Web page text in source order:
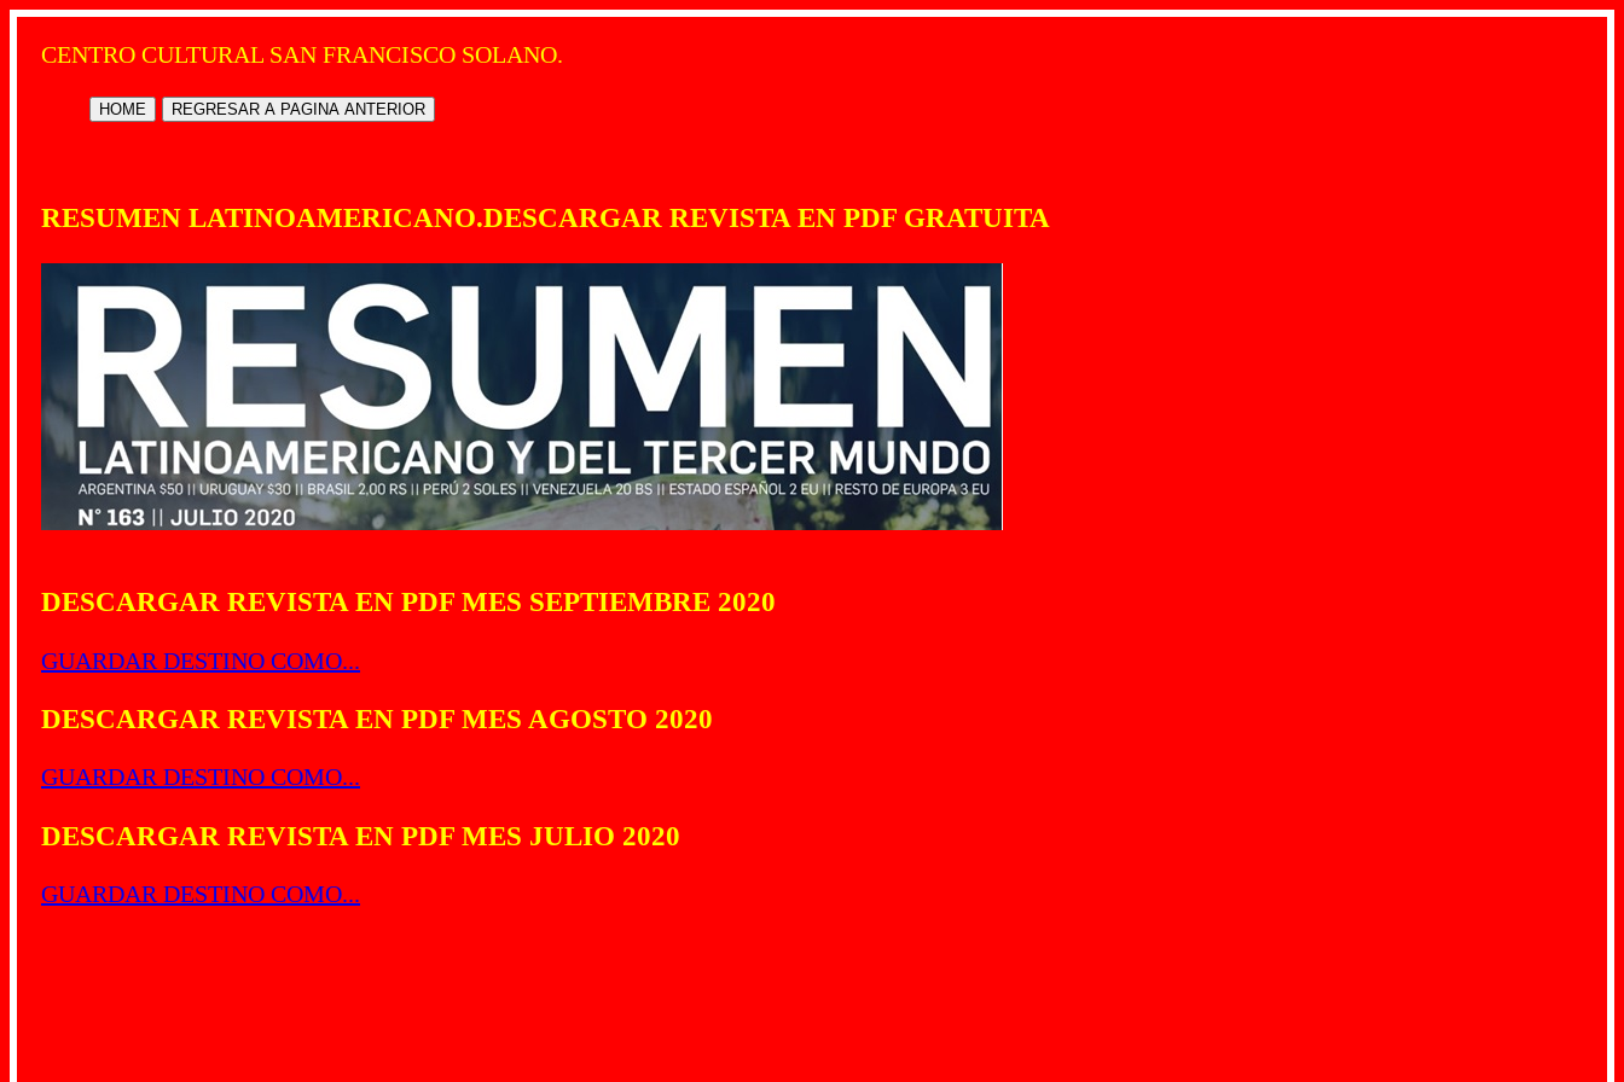
CENTRO CULTURAL SAN FRANCISCO SOLANO.
HOME REGRESAR A PAGINA ANTERIOR
RESUMEN LATINOAMERICANO.DESCARGAR REVISTA EN PDF GRATUITA
DESCARGAR REVISTA EN PDF MES SEPTIEMBRE 2020
GUARDAR DESTINO COMO...
DESCARGAR REVISTA EN PDF MES AGOSTO 2020
GUARDAR DESTINO COMO...
DESCARGAR REVISTA EN PDF MES JULIO 2020
GUARDAR DESTINO COMO...